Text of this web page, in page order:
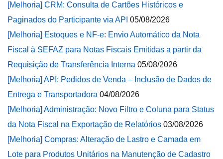
[Melhoria] CRM: Consulta de Cartões Históricos e
Paginados do Participante via API 05/08/2026
[Melhoria] Estoques e NF-e: Envio Automático da Nota
Fiscal à SEFAZ para Notas Fiscais Emitidas a partir da
Requisição de Transferência Interna 05/08/2026
[Melhoria] API: Pedidos de Venda – Inclusão de Dados de
Entrega e Transportadora 04/08/2026
[Melhoria] Administração: Novo Filtro e Coluna para Status
da Nota Fiscal na Exportação de Relatórios 03/08/2026
[Melhoria] Compras: Alteração de Lastro e Camada em
Lote para Produtos Unitários na Manutenção de Cadastro